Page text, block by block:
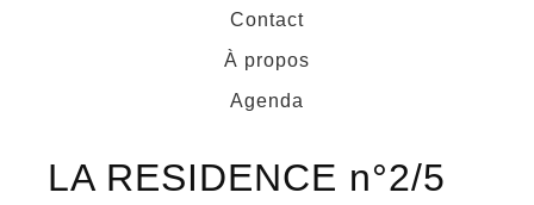
Contact
À propos
Agenda
LA RESIDENCE n°2/5